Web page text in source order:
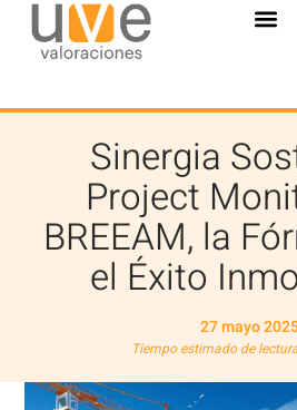
Sinergia
Project
BREEAM, la
el Éxito
27 mayo
Tiempo estimado de